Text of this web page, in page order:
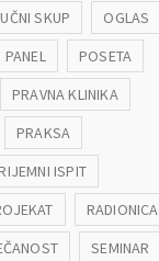
SKUP
OGLAS
PANEL
POSETA
PRAVNA KLINIKA
PRAKSA
ISPIT
RADIONICA
SEMINAR